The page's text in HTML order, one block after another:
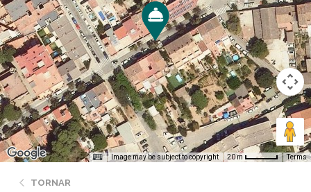
Image may be subject to copyright 20 m Terms
TORNAR